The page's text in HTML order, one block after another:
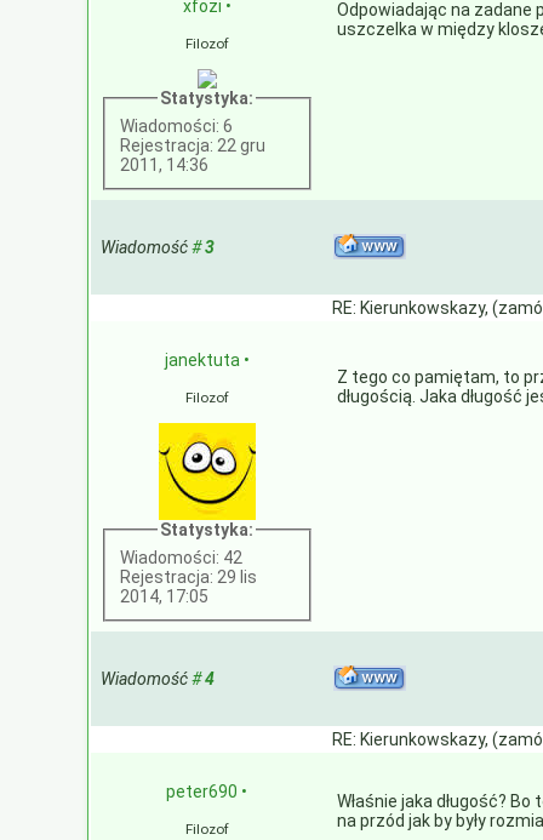
xfozi •
Filozof
Statystyka:
Wiadomości: 6
Rejestracja: 22 gru
2011, 14:36
Odpowiadając na zadane
uszczelka w między
Wiadomość#3
RE: Kierunkowskazy,
janektuta •
Filozof
Statystyka:
Wiadomości: 42
Rejestracja: 29 lis
2014, 17:05
Z tego co pamiętam, to
długością. Jaka długość
Wiadomość#4
RE: Kierunkowskazy,
peter690 •
Filozof
Właśnie jaka długość?
na przód jak by były